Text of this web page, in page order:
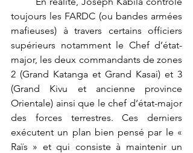
toujours les FARDC (ou bandes armées
mafieuses) à travers certains officiers
supérieurs notamment le Chef d’état-
major, les deux commandants de zones
2 (Grand Katanga et Grand Kasai) et 3
(Grand Kivu et ancienne province
Orientale) ainsi que le chef d’état-major
des forces terrestres. Ces derniers
exécutent un plan bien pensé par le «
Raïs » et qui consiste à maintenir un